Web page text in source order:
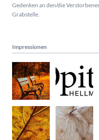
Gedenken an den/die
Grabstelle.
Impressionen